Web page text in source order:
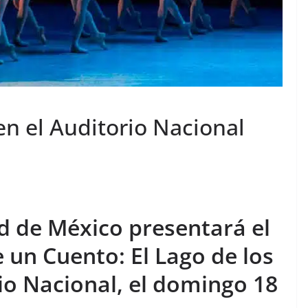
el Auditorio Nacional
de México presentará el
Cuento: El Lago de los
Nacional, el domingo 18